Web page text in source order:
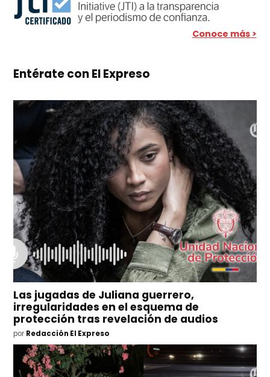
Conoce más >
Entérate con El Expreso
Las jugadas de Juliana guerrero,
irregularidades en el esquema de
protección tras revelación de audios
por Redacción El Expreso